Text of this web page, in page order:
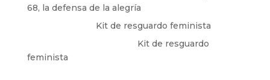
68, la defensa de la alegría
Kit de resguardo feminista
Kit de resguardo
feminista